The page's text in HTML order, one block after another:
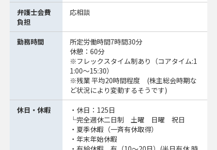
弁護士会費
負担
応相談
勤務時間
所定労働時間7時間30分
休憩：60分
※フレックスタイム制あり（コアタイム:1
1:00～15:30）
※残業 平均20時間程度 (株主総会時期な
ど状況により変動するそうです)
休日・休暇
・休日：125日
└完全週休二日制 土曜 日曜 祝日
・夏季休暇（一斉有休取得）
・年末年始休暇